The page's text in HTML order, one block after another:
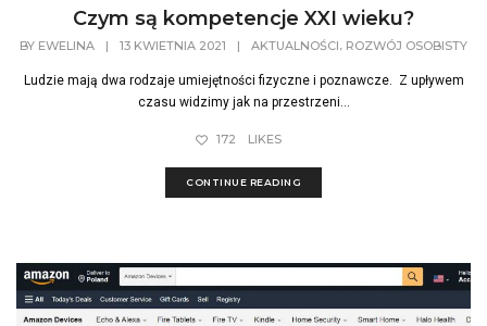
Czym są kompetencje XXI wieku?
BY EWELINA | 13 KWIETNIA 2021 | AKTUALNOŚCI, ROZWÓJ OSOBISTY
Ludzie mają dwa rodzaje umiejętności fizyczne i poznawcze. Z upływem
czasu widzimy jak na przestrzeni...
172 LIKES
CONTINUE READING